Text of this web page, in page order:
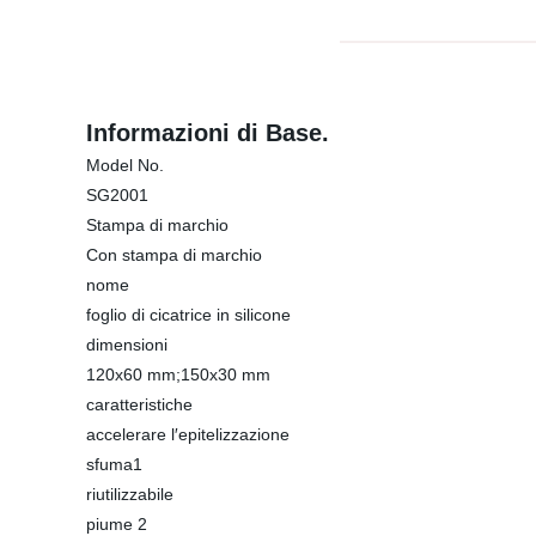
Informazioni di Base.
Model No.
SG2001
Stampa di marchio
Con stampa di marchio
nome
foglio di cicatrice in silicone
dimensioni
120x60 mm;150x30 mm
caratteristiche
accelerare l′epitelizzazione
sfuma1
riutilizzabile
piume 2